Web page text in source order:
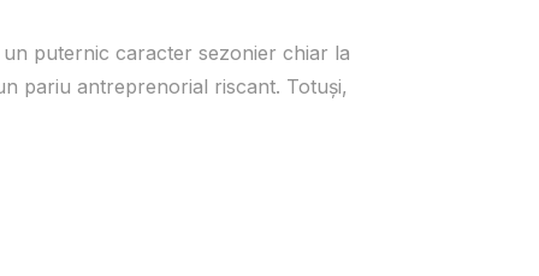
puternic caracter sezonier chiar la
pariu antreprenorial riscant. Totuși,